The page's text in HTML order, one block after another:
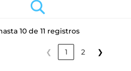
10 de 11 registros
❮ 1 2 ❯